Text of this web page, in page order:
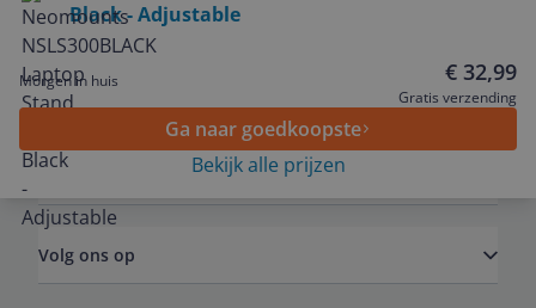
Black - Adjustable
Morgen in huis € 32,99
Gratis verzending
Ga naar goedkoopste
Bekijk alle prijzen
Service
Algemeen
Volg ons op